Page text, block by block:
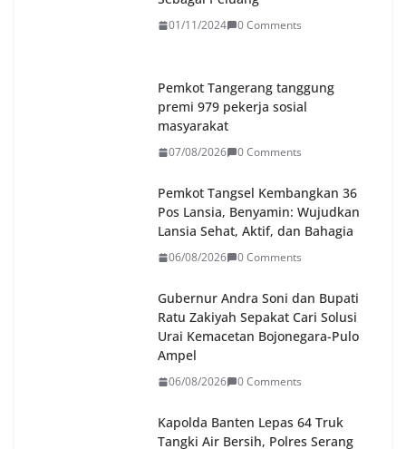
01/11/2024 0 Comments
Pemkot Tangerang tanggung
premi 979 pekerja sosial
masyarakat
07/08/2026 0 Comments
Pemkot Tangsel Kembangkan 36
Pos Lansia, Benyamin: Wujudkan
Lansia Sehat, Aktif, dan Bahagia
06/08/2026 0 Comments
Gubernur Andra Soni dan Bupati
Ratu Zakiyah Sepakat Cari Solusi
Urai Kemacetan Bojonegara-Pulo
Ampel
06/08/2026 0 Comments
Kapolda Banten Lepas 64 Truk
Tangki Air Bersih, Polres Serang